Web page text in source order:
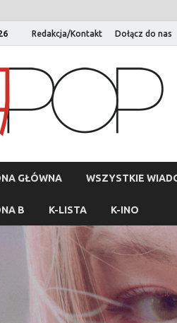
Redakcja/Kontakt Dołącz do nas
GŁÓWNA WSZYSTKIE
B K-LISTA K-INO